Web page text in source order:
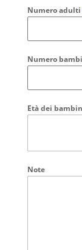
Numero adulti
Numero
Età dei
Note